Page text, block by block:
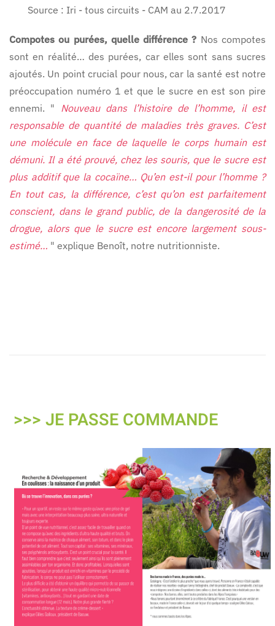
Source : Iri - tous circuits - CAM au 2.7.2017
Compotes ou purées, quelle différence ? Nos compotes
sont en réalité… des purées, car elles sont sans sucres
ajoutés. Un point crucial pour nous, car la santé est notre
préoccupation numéro 1 et que le sucre en est son pire
ennemi. " Nouveau dans l’histoire de l’homme, il est
responsable de quantité de maladies très graves. C’est
une molécule en face de laquelle le corps humain est
démuni. Il a été prouvé, chez les souris, que le sucre est
plus additif que la cocaïne… Qu’en est-il pour l’homme ?
En tout cas, la différence, c’est qu’on est parfaitement
conscient, dans le grand public, de la dangerosité de la
drogue, alors que le sucre est encore largement sous-
estimé… " explique Benoît, notre nutritionniste.
>>> JE PASSE COMMANDE